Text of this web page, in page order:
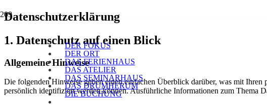
DER FOKUS
DER ORT
DAS FERIENHAUS
DAS ATELIER
DAS SEMINARHAUS
DAS DRUMHERUM
DIE BUCHUNG
Datenschutz­erklärung
1. Datenschutz auf einen Blick
Allgemeine Hinweise
Die folgenden Hinweise geben einen einfachen Überblick darüber, was mit Ihren
persönlich identifiziert werden können. Ausführliche Informationen zum Thema